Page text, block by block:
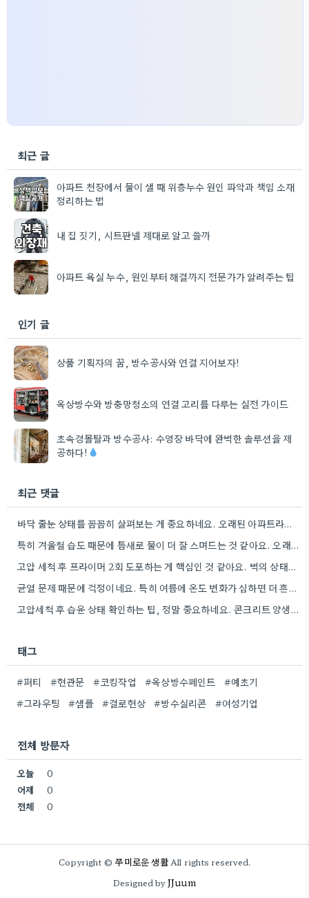
최근 글
아파트 천장에서 물이 샐 때 위층누수 원인 파악과 책임 소재
정리하는 법
내 집 짓기, 시트판넬 제대로 알고 쓸까
아파트 욕실 누수, 원인부터 해결까지 전문가가 알려주는 팁
인기 글
상품 기획자의 꿈, 방수공사와 연결 지어보자!
옥상방수와 방충망청소의 연결 고리를 다루는 실전 가이드
초속경몰탈과 방수공사: 수영장 바닥에 완벽한 솔루션을 제
공하다!
최근 댓글
바닥 줄눈 상태를 꼼꼼히 살펴보는 게 중요하네요. 오래된 아파트라면 줄눈부터 망가지기 쉬울 것 같아요.
특히 겨울철 습도 때문에 틈새로 물이 더 잘 스며드는 것 같아요. 오래된 건물일수록 이런 부분에…
고압 세척 후 프라이머 2회 도포하는 게 핵심인 것 같아요. 벽의 상태에 따라 흡수율이 달라지니까,…
균열 문제 때문에 걱정이네요. 특히 여름에 온도 변화가 심하면 더 흔할 텐데, 시공 전에 충분한…
고압세척 후 습윤 상태 확인하는 팁, 정말 중요하네요. 콘크리트 양생 기간도 꼼꼼히 확인해야 하는 것…
태그
#퍼티 #현관문 #코킹작업 #옥상방수페인트
#예초기
#그라우팅
#샘플 #결로현상 #방수실리콘 #여성기업
전체 방문자
오늘
0
어제
0
전체
0
Copyright ©쭈미로운 생활All rights reserved.
Designed byJJuum